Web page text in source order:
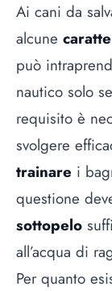
Ai cani da
alcune
può
nautico solo
requisito è
svolgere
trainare i
questione
sottopelo
all’acqua di
Per quanto